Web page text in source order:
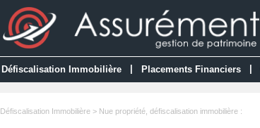
Défiscalisation Immobilière Placements Financiers
Défiscalisation Immobilière> Nue propriété, défiscalisation immobilière :